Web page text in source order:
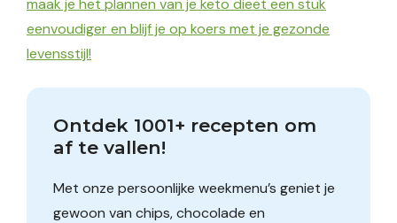
eenvoudiger en blijf je op koers met je gezonde
levensstijl!
Ontdek 1001+ recepten om
af te vallen!
Met onze persoonlijke weekmenu’s geniet je
gewoon van chips, chocolade en